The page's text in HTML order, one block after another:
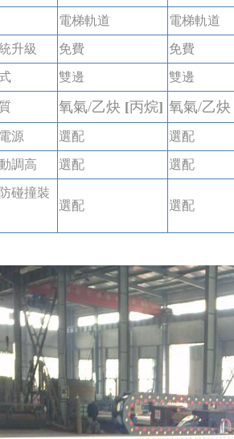
電梯軌道 電梯軌道
升級 免費 免費
雙邊 雙邊
氧氣/乙炔 [丙烷] 氧氣/乙炔
源 選配 選配
調高 選配 選配
碰撞裝
選配 選配